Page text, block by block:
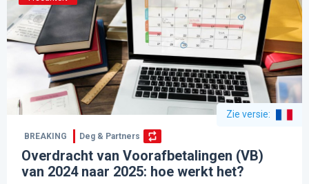
Zie versie:
BREAKING Deg & Partners
Overdracht van Voorafbetalingen (VB)
van 2024 naar 2025: hoe werkt het?